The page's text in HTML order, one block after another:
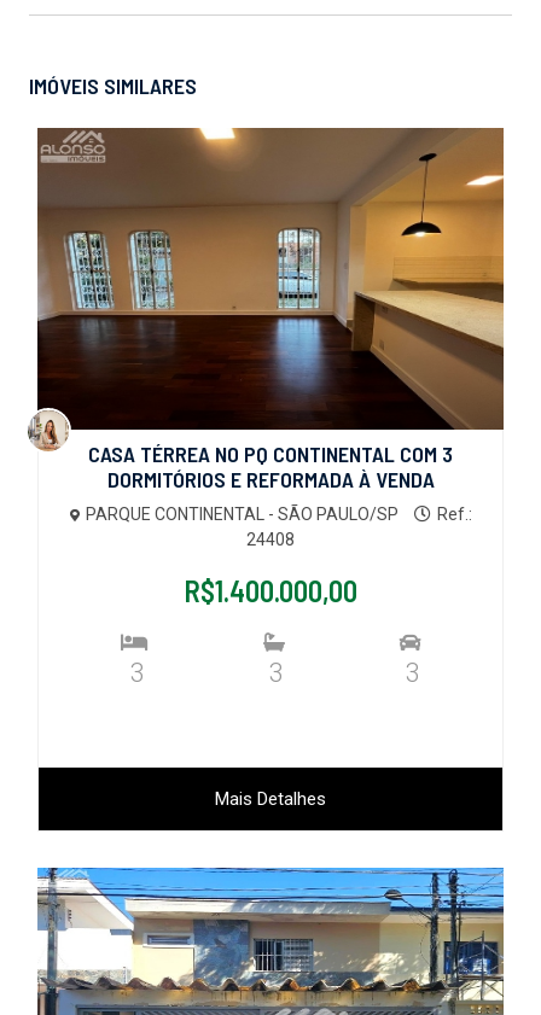
IMÓVEIS SIMILARES
CASA TÉRREA NO PQ CONTINENTAL COM 3
DORMITÓRIOS E REFORMADA À VENDA
PARQUE CONTINENTAL - SÃO PAULO/SP
Ref.:
24408
R$1.400.000,00
3 3 3
Mais Detalhes